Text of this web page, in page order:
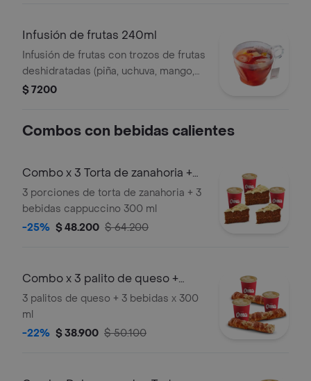
Infusión de frutas 240ml
Infusión de frutas con trozos de frutas
deshidratadas (piña, uchuva, mango,
fresa, papaya ,manzana)
$ 7200
Combos con bebidas calientes
Combo x 3 Torta de zanahoria +
bebida ca
3 porciones de torta de zanahoria + 3
bebidas cappuccino 300 ml
-25% $ 48.200 $ 64.200
Combo x 3 palito de queso +
bebida calie
3 palitos de queso + 3 bebidas x 300
ml
-22% $ 38.900 $ 50.100